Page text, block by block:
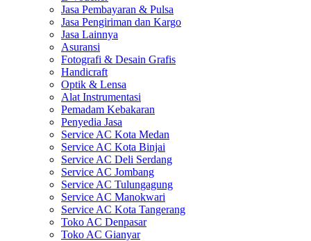
Jasa Pembayaran & Pulsa
Jasa Pengiriman dan Kargo
Jasa Lainnya
Asuransi
Fotografi & Desain Grafis
Handicraft
Optik & Lensa
Alat Instrumentasi
Pemadam Kebakaran
Penyedia Jasa
Service AC Kota Medan
Service AC Kota Binjai
Service AC Deli Serdang
Service AC Jombang
Service AC Tulungagung
Service AC Manokwari
Service AC Kota Tangerang
Toko AC Denpasar
Toko AC Gianyar